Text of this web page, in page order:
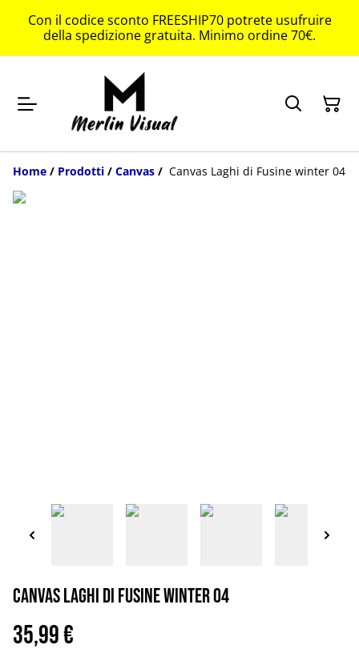
Con il codice sconto FREESHIP70 potrete usufruire
della spedizione gratuita. Minimo ordine 70€.
Home / Prodotti / Canvas / Canvas Laghi di Fusine winter 04
Canvas Laghi di Fusine winter 04
35,99 €